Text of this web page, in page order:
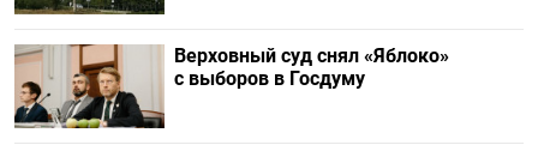
Верховный суд снял «Яблоко»
с выборов в Госдуму